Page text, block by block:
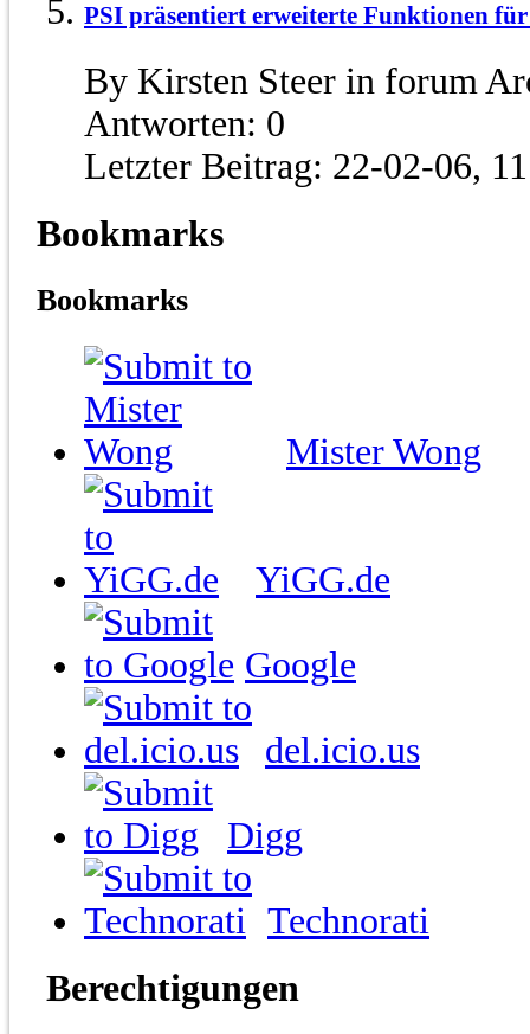
PSI präsentiert erweiterte Funktionen
By Kirsten Steer in forum
Antworten: 0
Letzter Beitrag: 22-02-06,
Bookmarks
Bookmarks
Mister Wong
YiGG.de
Google
del.icio.us
Digg
Technorati
Berechtigungen